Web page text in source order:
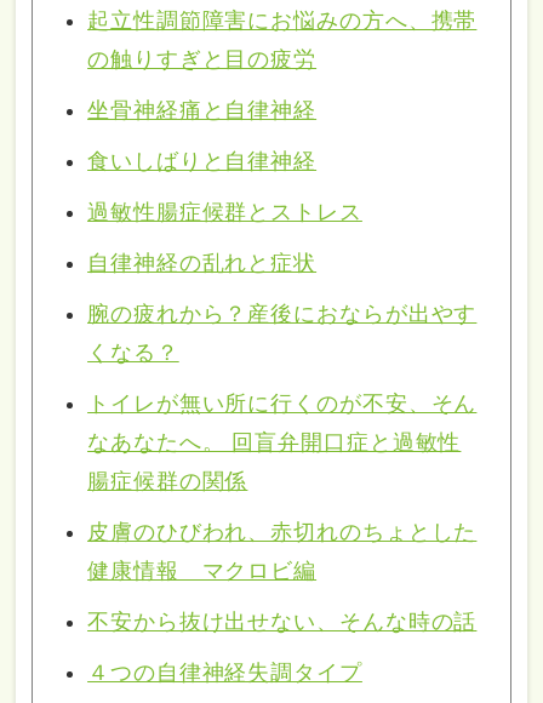
起立性調節障害にお悩みの方へ、携帯
の触りすぎと目の疲労
坐骨神経痛と自律神経
食いしばりと自律神経
過敏性腸症候群とストレス
自律神経の乱れと症状
腕の疲れから？産後におならが出やす
くなる？
トイレが無い所に行くのが不安、そん
なあなたへ。 回盲弁開口症と過敏性
腸症候群の関係
皮膚のひびわれ、赤切れのちょとした
健康情報 マクロビ編
不安から抜け出せない、そんな時の話
４つの自律神経失調タイプ